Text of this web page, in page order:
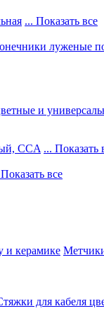
... Показать все
луженые
и
CCA ... Показать
все
и керамике
для кабеля